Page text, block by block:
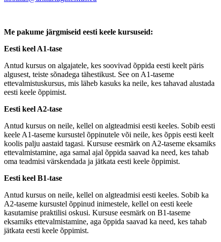
Me pakume järgmiseid eesti keele kursuseid:
Eesti keel A1-tase
Antud kursus on algajatele, kes soovivad õppida eesti keelt päris
algusest, teiste sõnadega tähestikust. See on A1-taseme
ettevalmistuskursus, mis läheb kasuks ka neile, kes tahavad alustada
eesti keele õppimist.
Eesti keel A2-tase
Antud kursus on neile, kellel on algteadmisi eesti keeles. Sobib eesti
keele A1-taseme kursustel õppinutele või neile, kes õppis eesti keelt
koolis palju aastaid tagasi. Kursuse eesmärk on A2-taseme eksamiks
ettevalmistamine, aga samal ajal õppida saavad ka need, kes tahab
oma teadmisi värskendada ja jätkata eesti keele õppimist.
Eesti keel B1-tase
Antud kursus on neile, kellel on algteadmisi eesti keeles. Sobib ka
A2-taseme kursustel õppinud inimestele, kellel on eesti keele
kasutamise praktilisi oskusi. Kursuse eesmärk on B1-taseme
eksamiks ettevalmistamine, aga õppida saavad ka need, kes tahab
jätkata eesti keele õppimist.